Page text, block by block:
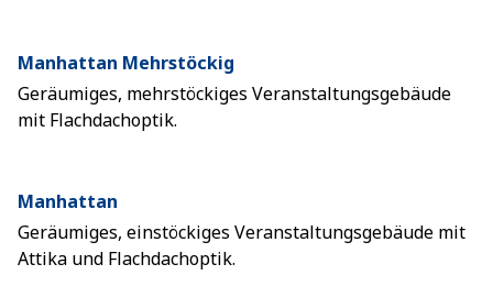
Manhattan Mehrstöckig
Geräumiges, mehrstöckiges Veranstaltungsgebäude
mit Flachdachoptik.
Manhattan
Geräumiges, einstöckiges Veranstaltungsgebäude mit
Attika und Flachdachoptik.